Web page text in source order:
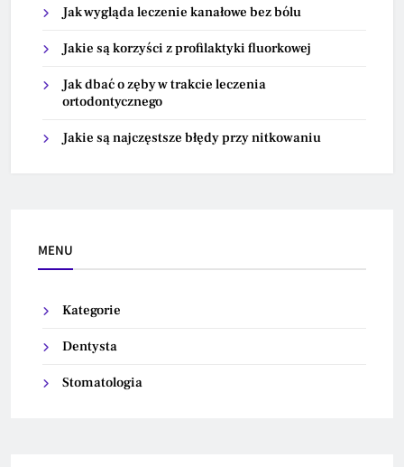
Jak wygląda leczenie kanałowe bez bólu
Jakie są korzyści z profilaktyki fluorkowej
Jak dbać o zęby w trakcie leczenia
ortodontycznego
Jakie są najczęstsze błędy przy nitkowaniu
MENU
Kategorie
Dentysta
Stomatologia